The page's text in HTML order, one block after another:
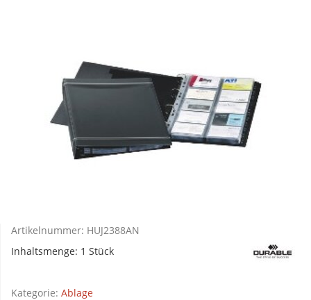
Artikelnummer: HUJ2388AN
Inhaltsmenge: 1 Stück
Kategorie: Ablage